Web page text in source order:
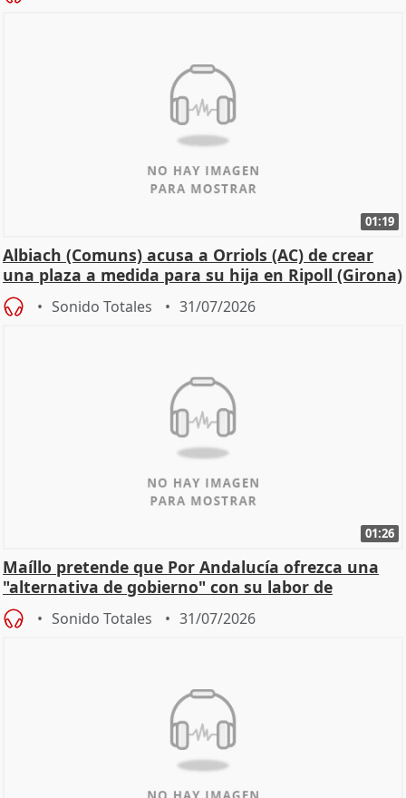
01:19
Albiach (Comuns) acusa a Orriols (AC) de crear
una plaza a medida para su hija en Ripoll (Girona)
Sonido Totales 31/07/2026
01:26
Maíllo pretende que Por Andalucía ofrezca una
"alternativa de gobierno" con su labor de
oposición
Sonido Totales 31/07/2026